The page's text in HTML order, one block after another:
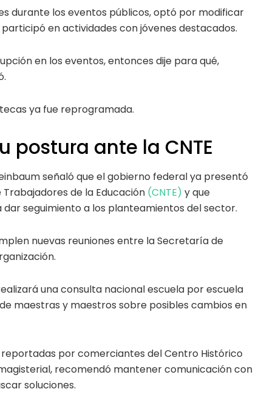
durante los eventos públicos, optó por modificar
participó en actividades con jóvenes destacados.
en los eventos, entonces dije para qué,
ya fue reprogramada.
postura ante la CNTE
señaló que el gobierno federal ya presentó
de la Educación (CNTE) y que
seguimiento a los planteamientos del sector.
nuevas reuniones entre la Secretaría de
una consulta nacional escuela por escuela
maestras y maestros sobre posibles cambios en
por comerciantes del Centro Histórico
recomendó mantener comunicación con
soluciones.